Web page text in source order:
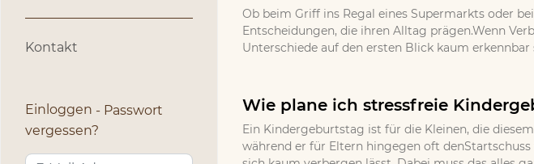
Kontakt
Einloggen
Passwort
vergessen?
Ob beim Griff ins Regal eines Supermarkts oder
Entscheidungen, die ihren Alltag prägen.Wenn
Unterschiede auf den ersten Blick kaum
Wie plane ich stressfreie
Ein Kindergeburtstag ist für die Kleinen, die
während er für Eltern hingegen oft